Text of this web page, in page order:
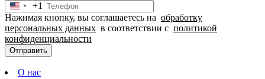
United
States
+1
+1
Нажимая кнопку, вы соглашаетесь на обработку
персональных данных в соответствии с политикой
конфиденциальности
Отправить
О нас